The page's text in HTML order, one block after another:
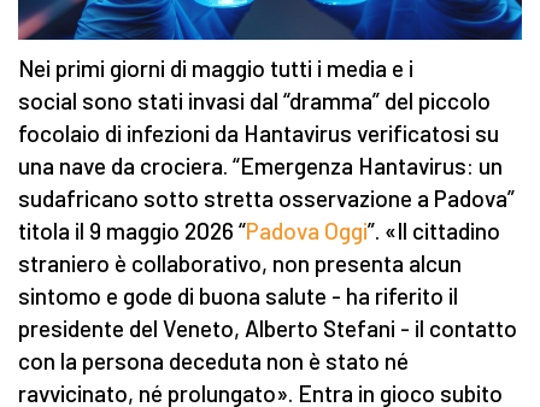
Nei primi giorni di maggio tutti i media e i
social sono stati invasi dal “dramma” del piccolo
focolaio di infezioni da Hantavirus verificatosi su
una nave da crociera. “Emergenza Hantavirus: un
sudafricano sotto stretta osservazione a Padova”
titola il 9 maggio 2026 “Padova Oggi”. «Il cittadino
straniero è collaborativo, non presenta alcun
sintomo e gode di buona salute - ha riferito il
presidente del Veneto, Alberto Stefani - il contatto
con la persona deceduta non è stato né
ravvicinato, né prolungato». Entra in gioco subito